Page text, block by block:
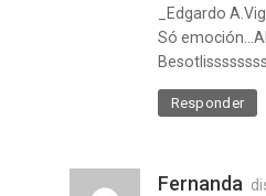
_Edgardo
Só
Responder
Fernanda